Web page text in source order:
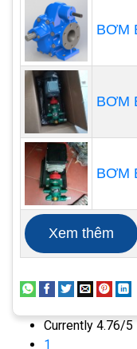
pha/380v/
Đường kính
ống ra DN 20
BƠM
BƠM
BƠM
Xem thêm
Currently 4.76/5
1